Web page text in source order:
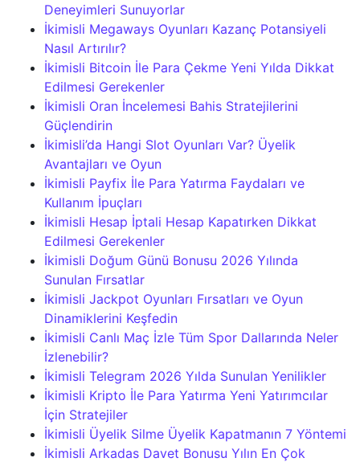
Deneyimleri Sunuyorlar
İkimisli Megaways Oyunları Kazanç Potansiyeli
Nasıl Artırılır?
İkimisli Bitcoin İle Para Çekme Yeni Yılda Dikkat
Edilmesi Gerekenler
İkimisli Oran İncelemesi Bahis Stratejilerini
Güçlendirin
İkimisli’da Hangi Slot Oyunları Var? Üyelik
Avantajları ve Oyun
İkimisli Payfix İle Para Yatırma Faydaları ve
Kullanım İpuçları
İkimisli Hesap İptali Hesap Kapatırken Dikkat
Edilmesi Gerekenler
İkimisli Doğum Günü Bonusu 2026 Yılında
Sunulan Fırsatlar
İkimisli Jackpot Oyunları Fırsatları ve Oyun
Dinamiklerini Keşfedin
İkimisli Canlı Maç İzle Tüm Spor Dallarında Neler
İzlenebilir?
İkimisli Telegram 2026 Yılda Sunulan Yenilikler
İkimisli Kripto İle Para Yatırma Yeni Yatırımcılar
İçin Stratejiler
İkimisli Üyelik Silme Üyelik Kapatmanın 7 Yöntemi
İkimisli Arkadas Davet Bonusu Yılın En Çok